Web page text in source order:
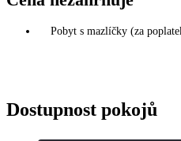
Pobyt s mazlíčky (za
Dostupnost pokojů